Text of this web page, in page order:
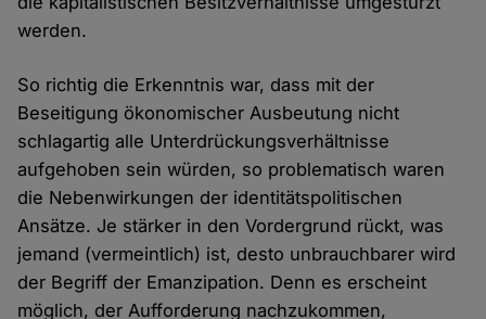
werden.
So richtig die Erkenntnis war, dass mit der
Beseitigung ökonomischer Ausbeutung nicht
schlagartig alle Unterdrückungsverhältnisse
aufgehoben sein würden, so problematisch waren
die Nebenwirkungen der identitätspolitischen
Ansätze. Je stärker in den Vordergrund rückt, was
jemand (vermeintlich) ist, desto unbrauchbarer wird
der Begriff der Emanzipation. Denn es erscheint
möglich, der Aufforderung nachzukommen,